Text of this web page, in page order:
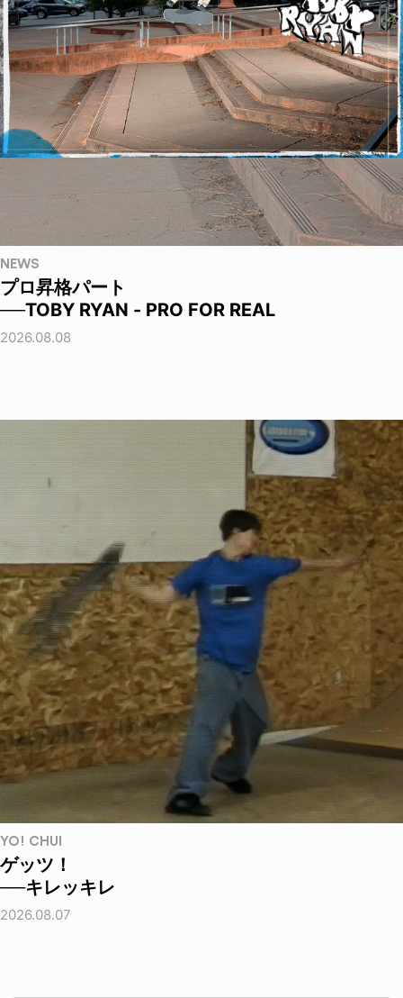
NEWS
プロ昇格パート
──TOBY RYAN - PRO FOR REAL
2026.08.08
YO! CHUI
ゲッツ！
──キレッキレ
2026.08.07